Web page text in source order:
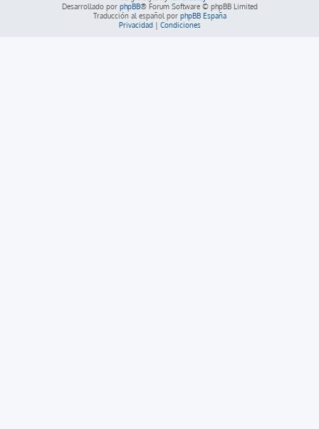
Desarrollado por phpBB® Forum Software © phpBB Limited
Traducción al español por phpBB España
Privacidad| Condiciones